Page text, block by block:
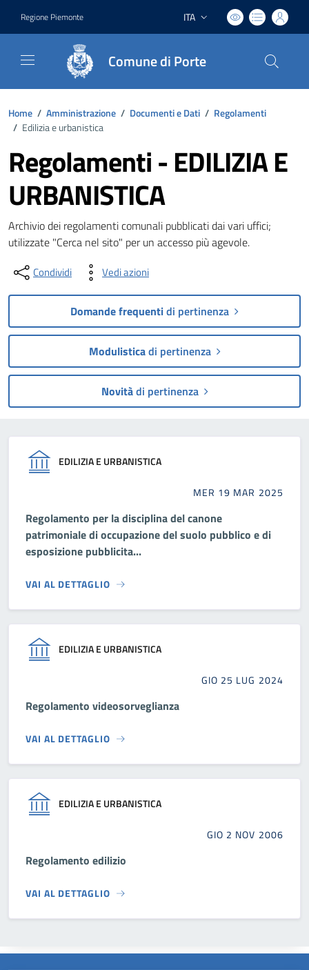
Regione Piemonte Lingua attiva:
ITA
Comune di Porte
Home / Amministrazione / Documenti e Dati / Regolamenti
/ Edilizia e urbanistica
Regolamenti - EDILIZIA E
URBANISTICA
Archivio dei regolamenti comunali pubblicati dai vari uffici;
utilizzate "Cerca nel sito" per un accesso più agevole.
Condividi Vedi azioni
Domande frequentidi pertinenza
Modulisticadi pertinenza
Novitàdi pertinenza
EDILIZIA E URBANISTICA
MER 19 MAR 2025
Regolamento per la disciplina del canone
patrimoniale di occupazione del suolo pubblico e di
esposizione pubblicita...
VAI AL DETTAGLIO
EDILIZIA E URBANISTICA
GIO 25 LUG 2024
Regolamento videosorveglianza
VAI AL DETTAGLIO
EDILIZIA E URBANISTICA
GIO 2 NOV 2006
Regolamento edilizio
VAI AL DETTAGLIO